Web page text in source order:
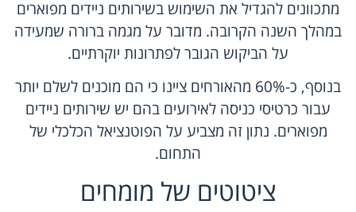
מתכוונים להגדיל את השימוש בשירותים ניידים מפוארים
במהלך השנה הקרובה. מדובר על מגמה ברורה שמעידה
על הביקוש הגובר לפתרונות יוקרתיים.
בנוסף, כ-60% מהאורחים ציינו כי הם מוכנים לשלם יותר
עבור כרטיסי כניסה לאירועים בהם יש שירותים ניידים
מפוארים. נתון זה מצביע על הפוטנציאל הכלכלי של
התחום.
ציטוטים של מומחים